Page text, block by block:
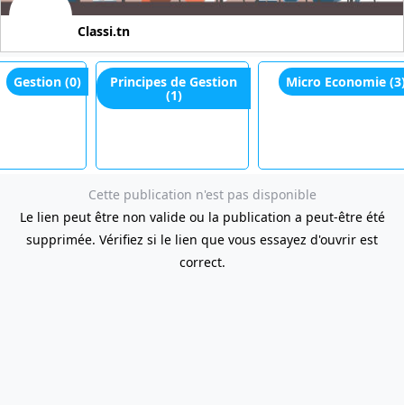
Classi.tn
Gestion (0) Principes de Gestion
(1)
Micro Economie (3)
Cette publication n'est pas disponible
Le lien peut être non valide ou la publication a peut-être été
supprimée. Vérifiez si le lien que vous essayez d'ouvrir est
correct.